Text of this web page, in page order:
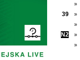
»
39
»
»
N2
»
»